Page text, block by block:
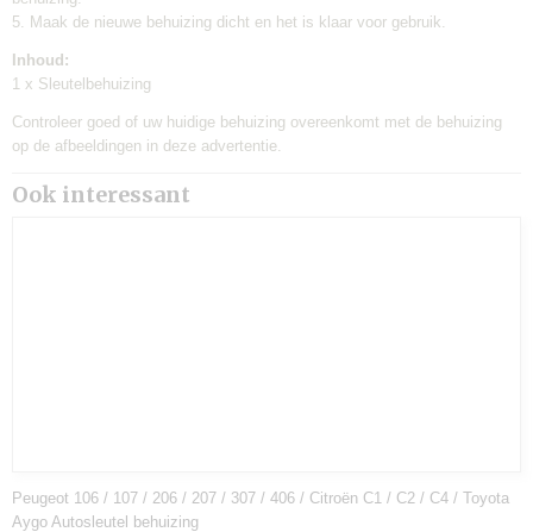
5. Maak de nieuwe behuizing dicht en het is klaar voor gebruik.
Inhoud:
1 x Sleutelbehuizing
Controleer goed of uw huidige behuizing overeenkomt met de behuizing
op de afbeeldingen in deze advertentie.
Ook interessant
Peugeot 106 / 107 / 206 / 207 / 307 / 406 / Citroën C1 / C2 / C4 / Toyota
Aygo Autosleutel behuizing